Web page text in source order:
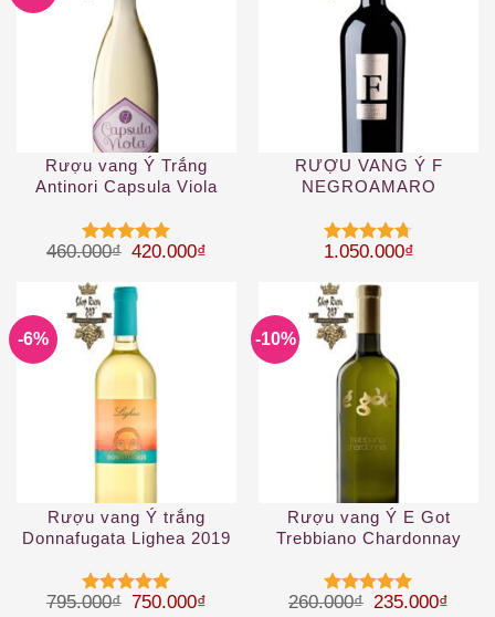
Rượu vang Ý Trắng
Antinori Capsula Viola
Được xếp
sao
460.000₫ Giá gốc là: 460.000₫.
420.000₫ Giá hiện tại là: 420.000₫.
RƯỢU VANG Ý F
NEGROAMARO
Được xếp
5 sao
1.050.000₫
-6%
Rượu vang Ý trắng
Donnafugata Lighea 2019
Được xếp
795.000₫ Giá gốc là: 795.000₫.
750.000₫ Giá hiện tại là: 750.000₫.
-10%
Rượu vang Ý E Got
Trebbiano Chardonnay
Được xếp
260.000₫ Giá gốc là:
235.000₫